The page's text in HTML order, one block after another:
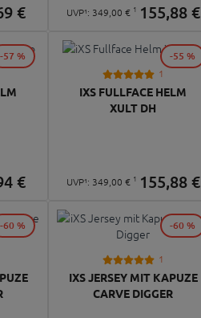
€ UVP¹: 349, 00 € 1 155,88€
€
-57 %
1
IXS FULLFACE HELM
XULT DH
UVP¹: 349, 00 € 1 155,88€
-55 %
-60 %
1
IXS JERSEY MIT KAPUZE
CARVE DIGGER
-60 %